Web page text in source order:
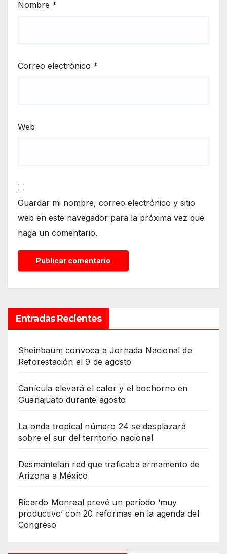
Nombre *
Correo electrónico *
Web
Guardar mi nombre, correo electrónico y sitio
web en este navegador para la próxima vez que
haga un comentario.
Entradas Recientes
Sheinbaum convoca a Jornada Nacional de
Reforestación el 9 de agosto
Canícula elevará el calor y el bochorno en
Guanajuato durante agosto
La onda tropical número 24 se desplazará
sobre el sur del territorio nacional
Desmantelan red que traficaba armamento de
Arizona a México
Ricardo Monreal prevé un periodo ‘muy
productivo’ con 20 reformas en la agenda del
Congreso